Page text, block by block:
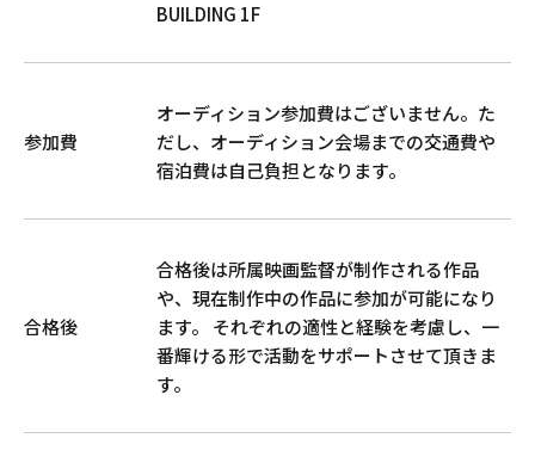
BUILDING 1F
参加費
オーディション参加費はございません。た
だし、オーディション会場までの交通費や
宿泊費は自己負担となります。
合格後
合格後は所属映画監督が制作される作品
や、現在制作中の作品に参加が可能になり
ます。 それぞれの適性と経験を考慮し、一
番輝ける形で活動をサポートさせて頂きま
す。